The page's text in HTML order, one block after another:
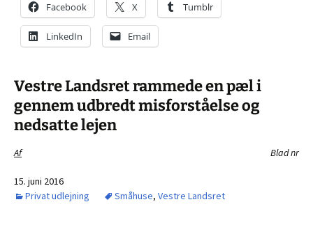
Facebook X Tumblr
LinkedIn Email
Vestre Landsret rammede en pæl i
gennem udbredt misforståelse og
nedsatte lejen
Af Blad nr
15. juni 2016
Privat udlejning
Småhuse, Vestre Landsret